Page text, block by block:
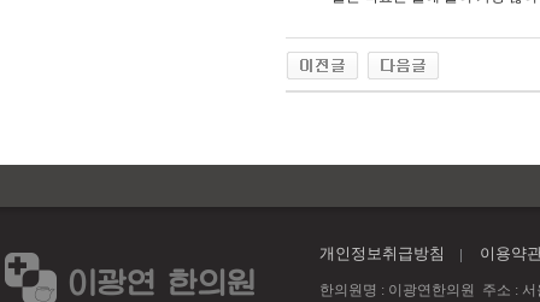
개인정보취급방침 이용약
한의원명 : 이광연한의원 주소 : 서